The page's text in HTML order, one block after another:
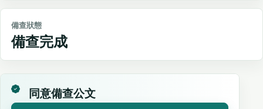
備查狀態
備查完成
同意備查公文